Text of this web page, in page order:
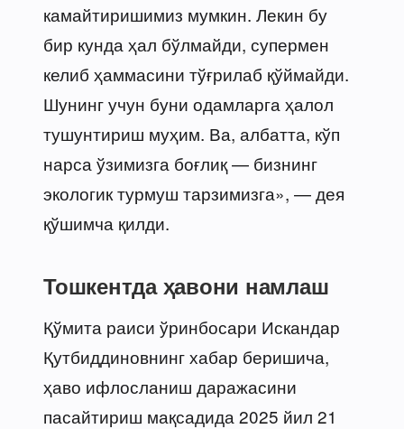
камайтиришимиз мумкин. Лекин бу
бир кунда ҳал бўлмайди, супермен
келиб ҳаммасини тўғрилаб қўймайди.
Шунинг учун буни одамларга ҳалол
тушунтириш муҳим. Ва, албатта, кўп
нарса ўзимизга боғлиқ — бизнинг
экологик турмуш тарзимизга», — дея
қўшимча қилди.
Тошкентда ҳавони намлаш
Қўмита раиси ўринбосари Искандар
Қутбиддиновнинг хабар беришича,
ҳаво ифлосланиш даражасини
пасайтириш мақсадида 2025 йил 21